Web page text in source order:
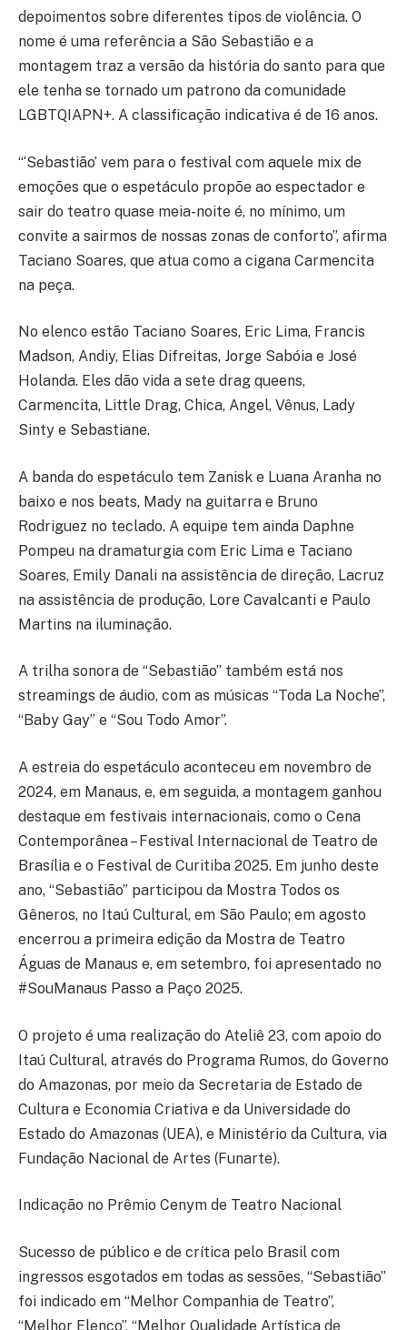
depoimentos sobre diferentes tipos de violência. O
nome é uma referência a São Sebastião e a
montagem traz a versão da história do santo para que
ele tenha se tornado um patrono da comunidade
LGBTQIAPN+. A classificação indicativa é de 16 anos.
“‘Sebastião’ vem para o festival com aquele mix de
emoções que o espetáculo propõe ao espectador e
sair do teatro quase meia-noite é, no mínimo, um
convite a sairmos de nossas zonas de conforto”, afirma
Taciano Soares, que atua como a cigana Carmencita
na peça.
No elenco estão Taciano Soares, Eric Lima, Francis
Madson, Andiy, Elias Difreitas, Jorge Sabóia e José
Holanda. Eles dão vida a sete drag queens,
Carmencita, Little Drag, Chica, Angel, Vênus, Lady
Sinty e Sebastiane.
A banda do espetáculo tem Zanisk e Luana Aranha no
baixo e nos beats, Mady na guitarra e Bruno
Rodriguez no teclado. A equipe tem ainda Daphne
Pompeu na dramaturgia com Eric Lima e Taciano
Soares, Emily Danali na assistência de direção, Lacruz
na assistência de produção, Lore Cavalcanti e Paulo
Martins na iluminação.
A trilha sonora de “Sebastião” também está nos
streamings de áudio, com as músicas “Toda La Noche”,
“Baby Gay” e “Sou Todo Amor”.
A estreia do espetáculo aconteceu em novembro de
2024, em Manaus, e, em seguida, a montagem ganhou
destaque em festivais internacionais, como o Cena
Contemporânea – Festival Internacional de Teatro de
Brasília e o Festival de Curitiba 2025. Em junho deste
ano, “Sebastião” participou da Mostra Todos os
Gêneros, no Itaú Cultural, em São Paulo; em agosto
encerrou a primeira edição da Mostra de Teatro
Águas de Manaus e, em setembro, foi apresentado no
#SouManaus Passo a Paço 2025.
O projeto é uma realização do Ateliê 23, com apoio do
Itaú Cultural, através do Programa Rumos, do Governo
do Amazonas, por meio da Secretaria de Estado de
Cultura e Economia Criativa e da Universidade do
Estado do Amazonas (UEA), e Ministério da Cultura, via
Fundação Nacional de Artes (Funarte).
Indicação no Prêmio Cenym de Teatro Nacional
Sucesso de público e de crítica pelo Brasil com
ingressos esgotados em todas as sessões, “Sebastião”
foi indicado em “Melhor Companhia de Teatro”,
“Melhor Elenco”, “Melhor Qualidade Artística de